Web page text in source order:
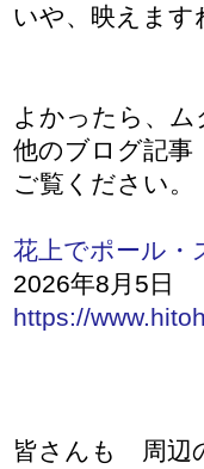
いや、映えます
よかったら、
他のブログ記事
ご覧ください。
花上でポール・
2026年8月5日
https://
皆さんも 周辺